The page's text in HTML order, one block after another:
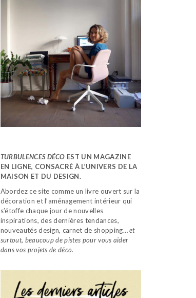
TURBULENCES DÉCO EST UN MAGAZINE
EN LIGNE, CONSACRÉ À L’UNIVERS DE LA
MAISON ET DU DESIGN.
Abordez ce site comme un livre ouvert sur la
décoration et l’aménagement intérieur qui
s’étoffe chaque jour de nouvelles
inspirations, des dernières tendances,
nouveautés design, carnet de shopping…et
surtout, beaucoup de pistes pour vous aider
dans vos projets de déco.